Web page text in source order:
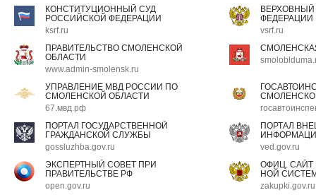
КОНСТИТУЦИОННЫЙ СУД
РОССИЙСКОЙ ФЕДЕРАЦИИ
ksrf.ru
ФЕДЕРАЦИИ
vsrf.ru
ПРАВИТЕЛЬСТВО СМОЛЕНСКОЙ
ОБЛАСТИ
www.admin-smolensk.ru
УПРАВЛЕНИЕ МВД РОССИИ ПО
СМОЛЕНСКОЙ ОБЛАСТИ
67.мвд.рф
ПОРТАЛ ГОСУДАРСТВЕННОЙ
ГРАЖДАНСКОЙ СЛУЖБЫ
gossluzhba.gov.ru
ПОРТАЛ
ved.gov.ru
ЭКСПЕРТНЫЙ СОВЕТ ПРИ
ПРАВИТЕЛЬСТВЕ РФ
open.gov.ru
ОФИЦ.
НОЙ
zakupki.gov.ru